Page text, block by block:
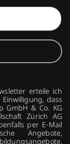
erteile ich
dass
GmbH & Co. KG
Zürich AG
per E-Mail
Angebote,